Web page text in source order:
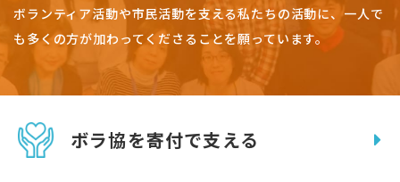
ボランティア活動や市民活動を支える私たちの活動に、一人で
も多くの方が加わってくださることを願っています。
ボラ協を寄付で支える